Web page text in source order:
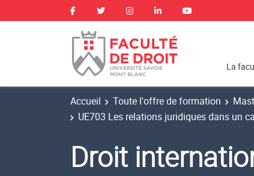
La
Accueil Toute l'offre de formation
UE703 Les relations juridiques dans un
Droit